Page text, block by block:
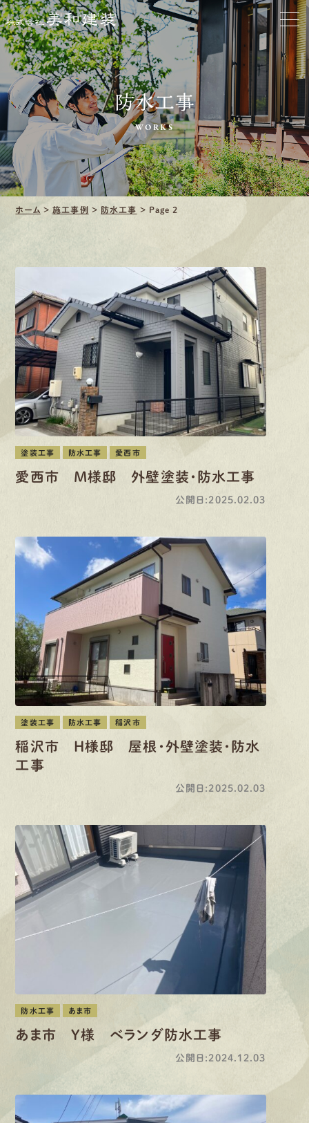
口コミ・レビュー紹介
会社案内
採用情報
募集要項
先輩インタビュー
有資格者が、無料建物診断いたします!!
0120-44-2605
営業時間 8:00−18:00 ｜
定休日 日曜・祝日
Webお問い合わせ
お手軽相談
防水工事
WORKS
ホーム >施工事例 > 防水工事 > Page 2
塗装工事 防水工事 愛西市
愛西市 M様邸 外壁塗装・防水工事
公開日:2025.02.03
塗装工事 防水工事 稲沢市
稲沢市 H様邸 屋根・外壁塗装・防水
工事
公開日:2025.02.03
防水工事 あま市
あま市 Y様 ベランダ防水工事
公開日:2024.12.03